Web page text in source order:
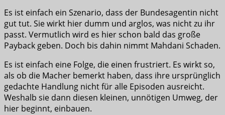
Es ist einfach ein Szenario, dass der Bundesagentin nicht
gut tut. Sie wirkt hier dumm und arglos, was nicht zu ihr
passt. Vermutlich wird es hier schon bald das große
Payback geben. Doch bis dahin nimmt Mahdani Schaden.
Es ist einfach eine Folge, die einen frustriert. Es wirkt so,
als ob die Macher bemerkt haben, dass ihre ursprünglich
gedachte Handlung nicht für alle Episoden ausreicht.
Weshalb sie dann diesen kleinen, unnötigen Umweg, der
hier beginnt, einbauen.